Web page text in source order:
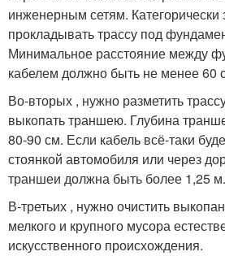
инженерным сетям.
прокладывать трассу под
Минимальное расстояние между
кабелем должно быть не менее 60
Во-вторых , нужно разметить
выкопать траншею. Глубина
80-90 см. Если кабель всё-таки
стоянкой автомобиля или через
траншеи должна быть более 1,25 м.
В-третьих , нужно очистить
мелкого и крупного мусора
искусственного происхождения.